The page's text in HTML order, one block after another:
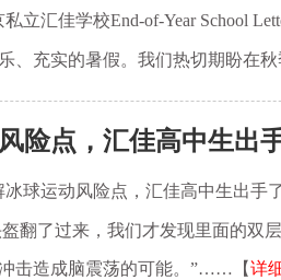
私立汇佳学校End-of-Year School
、充实的暑假。我们热切期盼在
险点，汇佳高中生出
冰球运动风险点，汇佳高中生出手
翻了过来，我们才发现里面的双
击造成脑震荡的可能。”……【详